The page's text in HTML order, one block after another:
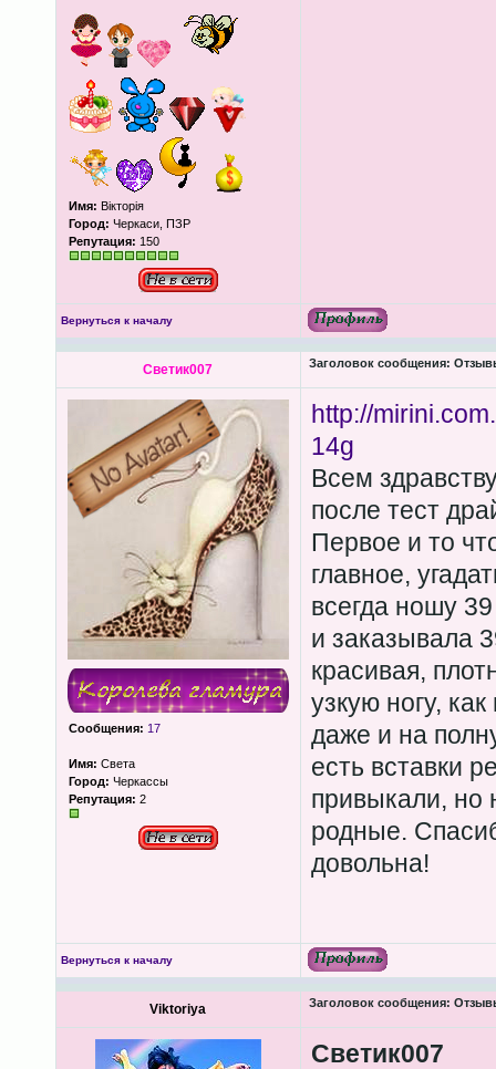
Имя: Вікторія
Город: Черкаси, ПЗР
Репутация: 150
Вернуться к началу
Светик007 Заголовок сообщения:
Сообщения: 17
Имя: Света
Город: Черкассы
Репутация: 2
http://
14g
Всем
после тест
Первое и то
главное,
всегда ношу
и заказывала
красивая,
узкую ногу,
даже и на
есть вставки
привыкали, но
родные.
довольна!
Вернуться к началу
Viktoriya Заголовок сообщения:
Светик007